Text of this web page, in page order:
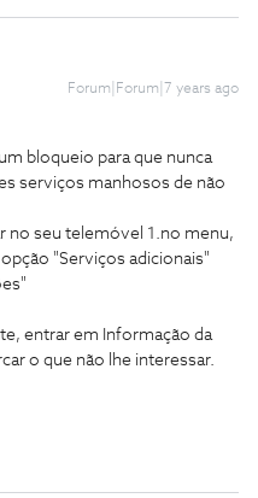
Forum|Forum|7 years ago
bloqueio para que nunca
serviços manhosos de não
no seu telemóvel 1.no menu,
"Serviços adicionais"
entrar em Informação da
o que não lhe interessar.